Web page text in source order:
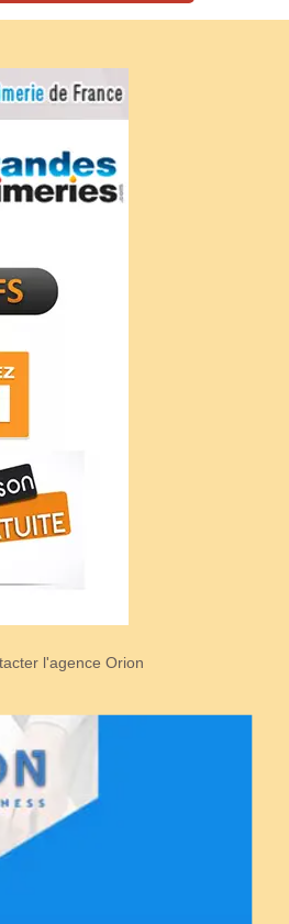
l'agence Orion